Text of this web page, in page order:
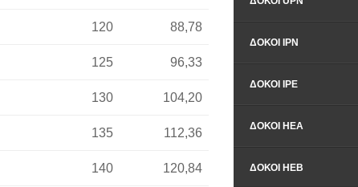
120 88,78
125 96,33
130 104,20
135 112,36
140 120,84
ΔΟΚΟΊ ΙPN
ΔΟΚΟΊ ΙPΕ
ΔΟΚΟΊ ΗΕΑ
ΔΟΚΟΊ ΗΕΒ